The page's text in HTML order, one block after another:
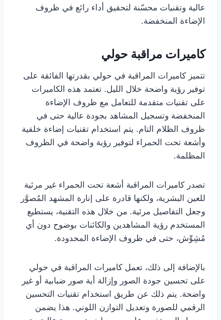
عالية وتقنيات محسّنة لتحقيق أداء رائع في ظروف
الإضاءة المنخفضة.
كاميرات مراقبة حولي
تتميز كاميرات المراقبة في حولي بقدرتها الفائقة على
توفير رؤية واضحة خلال الليل. تعتمد هذه الكاميرات
على تقنيات متقدمة للتعامل مع ظروف الإضاءة
المنخفضة وتسجيل المشاهد بجودة عالية حتى في
ظروف الظلام التام. يتم استخدام تقنيات إضاءة خلفية
وأشعة تحت الحمراء لتوفير رؤية واضحة في الظروف
المظلمة.
تصدر كاميرات المراقبة أشعة تحت الحمراء غير مرئية
للعين البشرية، ولكنها قادرة على إنارة المشهد المُصوَّر
وجعل التفاصيل مرئية. من خلال هذه التقنية، يستطيع
المستخدم رؤية المشاهدين والكائنات بوضوح دون أي
مُشِوِّش، حتى في ظروف الإضاءة المحدودة.
بالإضافة إلى ذلك، تعمل كاميرات المراقبة في حولي
على تحسين جودة الصور وإزالة أية صور ضبابية أو غير
واضحة. يتم ذلك عن طريق استخدام تقنيات التحسين
الرقمي للصورة وتعديل التوازن اللوني. هذا يضمن